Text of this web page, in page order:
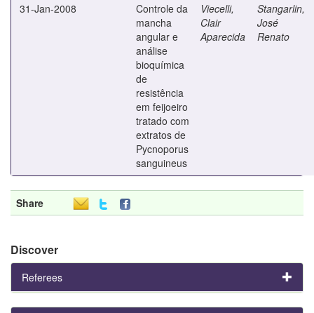
31-Jan-2008
Controle da
mancha
angular e
análise
bioquímica
de
resistência
em feijoeiro
tratado com
extratos de
Pycnoporus
sanguineus
Viecelli,
Clair
Aparecida
Stangarlin,
José
Renato
Share
Discover
Referees